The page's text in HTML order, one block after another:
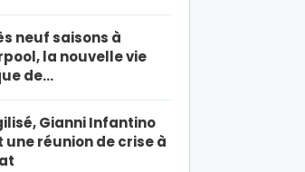
neuf saisons à
la nouvelle vie
de…
Gianni Infantino
une réunion de crise à